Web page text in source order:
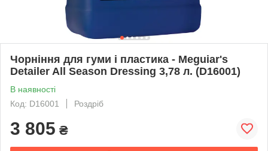
Чорніння для гуми і пластика - Meguiar's
Detailer All Season Dressing 3,78 л. (D16001)
В наявності
Код: D16001
Роздріб
3 805 ₴